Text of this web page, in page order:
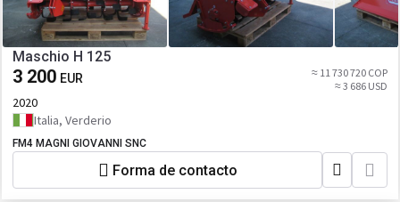
Maschio H 125
3 200 EUR
≈ 11 730 720 COP
≈ 3 686 USD
2020
Italia, Verderio
FM4 MAGNI GIOVANNI SNC
Forma de contacto